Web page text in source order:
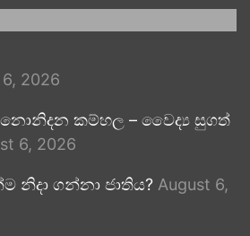
2026
කම්හල – වෛද්‍ය සුගත්
6, 2026
නිදා ගන්නා ජාතිය? August 6,